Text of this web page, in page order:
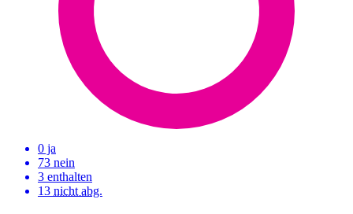
0 ja
73 nein
3 enthalten
13 nicht abg.